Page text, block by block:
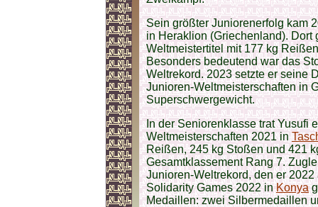
Sein größter Juniorenerfolg kam
in Heraklion (Griechenland). Dort
Weltmeistertitel mit 177 kg
Besonders bedeutend war das
Weltrekord. 2023 setzte er seine
Junioren-Weltmeisterschaften in
Superschwergewicht.
In der Seniorenklasse trat Yusufi
Weltmeisterschaften 2021 in
Reißen, 245 kg Stoßen und 421
Gesamtklassement Rang 7.
Junioren-Weltrekord, den er
Solidarity Games 2022 inKonya
Medaillen: zwei Silbermedaillen